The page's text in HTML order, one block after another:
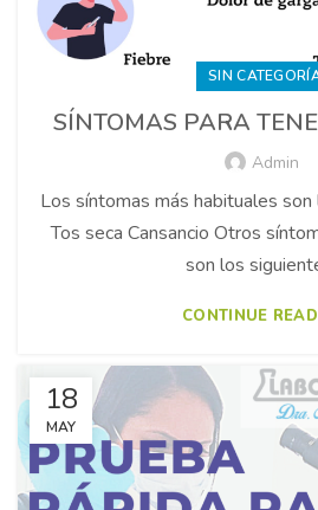
SIN
SÍNTOMAS PARA
Admin
Los síntomas más habituales
Tos seca Cansancio Otros
son los
CONTINUE
18
MAY